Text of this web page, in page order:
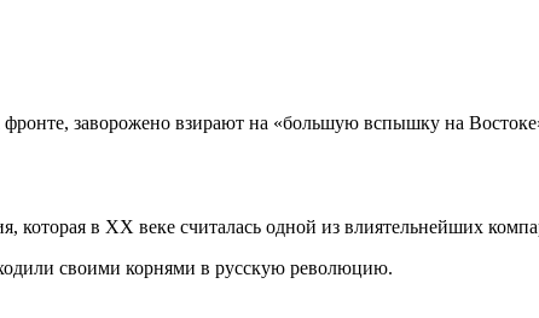
заворожено взирают на «большую вспышку на
в XX веке считалась одной из влиятельнейших
своими корнями в русскую революцию.